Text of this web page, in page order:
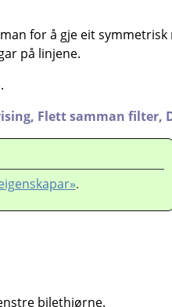
for å gje eit symmetrisk
på linjene.
Flett samman filter,
.
bilethjørne.